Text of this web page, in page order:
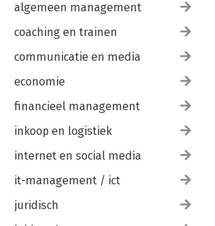
algemeen management
coaching en trainen
communicatie en media
economie
financieel management
inkoop en logistiek
internet en social media
it-management / ict
juridisch